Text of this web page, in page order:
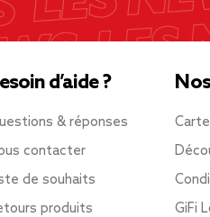
d’aide ?
& réponses
contacter
de souhaits
produits
GiFi